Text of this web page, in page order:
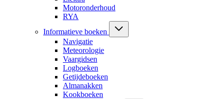
Motoronderhoud
RYA
Informatieve boeken
Navigatie
Meteorologie
Vaargidsen
Logboeken
Getijdeboeken
Almanakken
Kookboeken